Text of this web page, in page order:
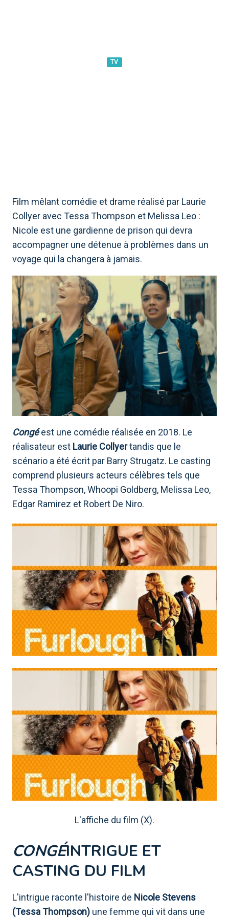
TV
Film mêlant comédie et drame réalisé par Laurie
Collyer avec Tessa Thompson et Melissa Leo :
Nicole est une gardienne de prison qui devra
accompagner une détenue à problèmes dans un
voyage qui la changera à jamais.
Congéest une comédie réalisée en 2018. Le
réalisateur est Laurie Collyertandis que le
scénario a été écrit par Barry Strugatz. Le casting
comprend plusieurs acteurs célèbres tels que
Tessa Thompson, Whoopi Goldberg, Melissa Leo,
Edgar Ramirez et Robert De Niro.
L'affiche du film (X).
CONGÉINTRIGUE ET
CASTING DU FILM
L'intrigue raconte l'histoire de Nicole Stevens
(Tessa Thompson) une femme qui vit dans une